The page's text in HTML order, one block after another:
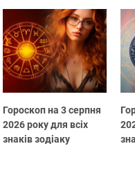
Гороскоп на 3 серпня
2026 року для всіх
знаків зодіаку